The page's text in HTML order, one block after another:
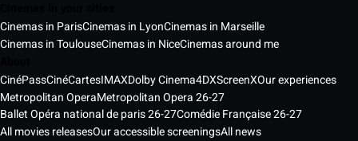
Cinemas in ParisCinemas in LyonCinemas in Marseille
Cinemas in ToulouseCinemas in NiceCinemas around me
CinéPassCinéCartesIMAXDolby Cinema4DXScreenXOur experiences
Metropolitan OperaMetropolitan Opera 26-27
Ballet Opéra national de paris 26-27Comédie Française 26-27
All movies releasesOur accessible screeningsAll news